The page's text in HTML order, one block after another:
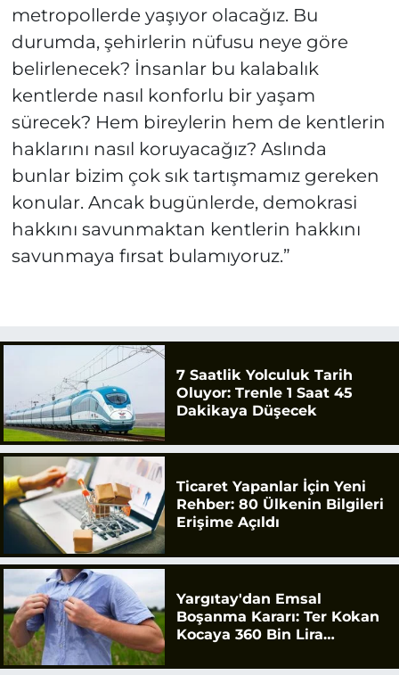
metropollerde yaşıyor olacağız. Bu
durumda, şehirlerin nüfusu neye göre
belirlenecek? İnsanlar bu kalabalık
kentlerde nasıl konforlu bir yaşam
sürecek? Hem bireylerin hem de kentlerin
haklarını nasıl koruyacağız? Aslında
bunlar bizim çok sık tartışmamız gereken
konular. Ancak bugünlerde, demokrasi
hakkını savunmaktan kentlerin hakkını
savunmaya fırsat bulamıyoruz.”
7 Saatlik Yolculuk Tarih
Oluyor: Trenle 1 Saat 45
Dakikaya Düşecek
Ticaret Yapanlar İçin Yeni
Rehber: 80 Ülkenin Bilgileri
Erişime Açıldı
Yargıtay'dan Emsal
Boşanma Kararı: Ter Kokan
Kocaya 360 Bin Lira